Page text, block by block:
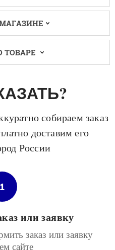
ТОВАРЕ
собираем заказ
доставим его
России
1
или заявку
заказ или заявку
сайте